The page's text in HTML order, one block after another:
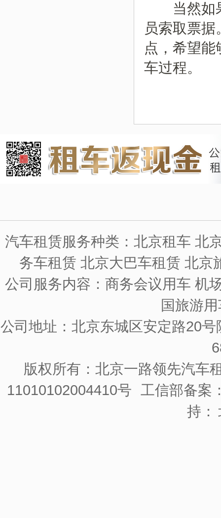
当然如果
员索取票
点，希望
车过程。
汽车租赁服务种类：北京租车 北
务车租赁 北京大巴车租赁 北京
公司服务内容：商务会议用车 机
国旅游
公司地址：北京东城区安定路20
版权所有：北京一路领先汽车
11010102004410号 工信部备案
持：